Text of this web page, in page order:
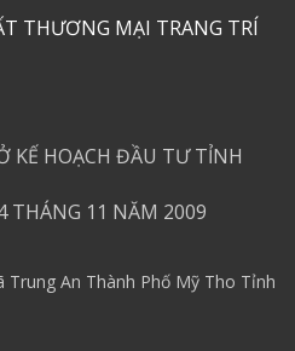
THƯƠNG MẠI TRANG TRÍ
KẾ HOẠCH ĐẦU TƯ TỈNH
THÁNG 11 NĂM 2009
Trung An Thành Phố Mỹ Tho Tỉnh